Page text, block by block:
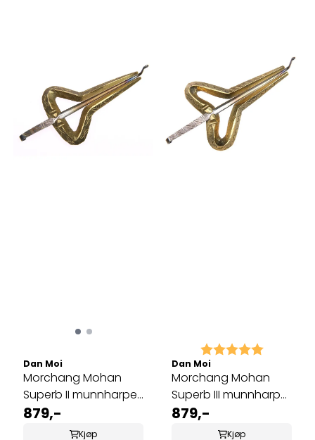
Dan Moi
Morchang Mohan
Superb II munnharpe
messing MMI-41
879,-
Kjøp
Karakter: 5.0 av 5
Dan Moi
Morchang Mohan
Superb III munnharpe
messing MMI-42
879,-
Kjøp